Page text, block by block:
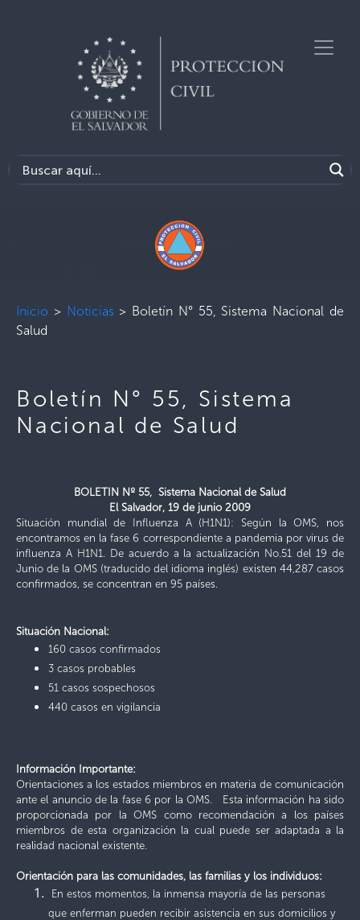
Inicio > Noticias> Boletín N° 55, Sistema Nacional de
Salud
Boletín N° 55, Sistema
Nacional de Salud
BOLETIN Nº 55, Sistema Nacional de Salud
El Salvador, 19 de junio 2009
Situación mundial de Influenza A (H1N1): Según la OMS, nos
encontramos en la fase 6 correspondiente a pandemia por virus de
influenza A H1N1. De acuerdo a la actualización No.51 del 19 de
Junio de la OMS (traducido del idioma inglés) existen 44,287casos
confirmados , se concentran en 95 países.
Situación Nacional:
160 casos confirmados
3 casos probables
51 casos sospechosos
440 casos en vigilancia
Información Importante:
Orientaciones a los estados miembros en materia de comunicación
ante el anuncio de la fase 6 por la OMS. Esta información ha sido
proporcionada por la OMS como recomendación a los países
miembros de esta organización la cual puede ser adaptada a la
realidad nacional existente.
Orientación para las comunidades, las familias y los individuos:
En estos momentos, la inmensa mayoría de las personas
que enferman pueden recibir asistencia en sus domicilios y